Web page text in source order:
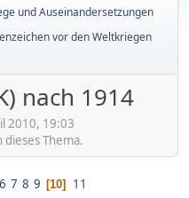
und Auseinandersetzungen
vor den Weltkriegen
nach 1914
2010, 19:03
Thema.
6 7 8 9 10 11